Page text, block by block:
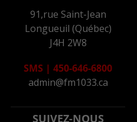
91,rue Saint-Jean
Longueuil (Québec)
J4H 2W8
SMS | 450-646-6800
admin@fm1033.ca
SUIVEZ-NOUS